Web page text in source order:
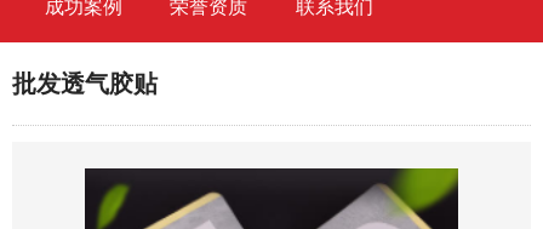
成功案例 荣誉资质 联系我们
批发透气胶贴